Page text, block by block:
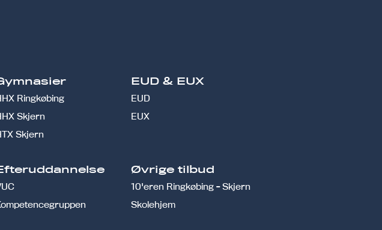
Ringkøbing
Skjern
Skjern
EUD & EUX
EUD
EUX
Øvrige tilbud
10'eren Ringkøbing - Skjern
Skolehjem